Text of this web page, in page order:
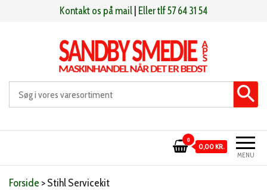
Kontakt os på mail Eller tlf 57 64 31 54
Sandby smeden Maskinhandel når det er bedst
MENU
0
0,00 KR.
Forside >Stihl Servicekit